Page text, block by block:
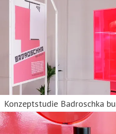
Konzeptstudie Badroschka